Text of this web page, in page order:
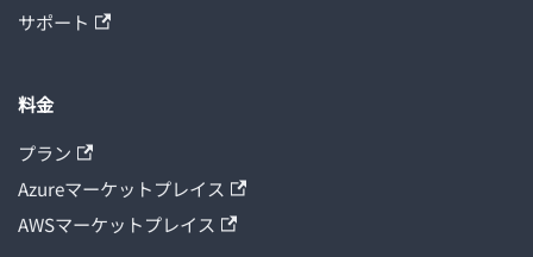
サポート
料金
プラン
Azureマーケットプレイス
AWSマーケットプレイス